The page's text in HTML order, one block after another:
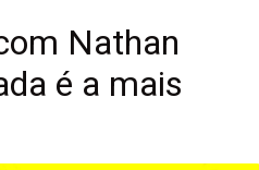
Nathan
é a mais